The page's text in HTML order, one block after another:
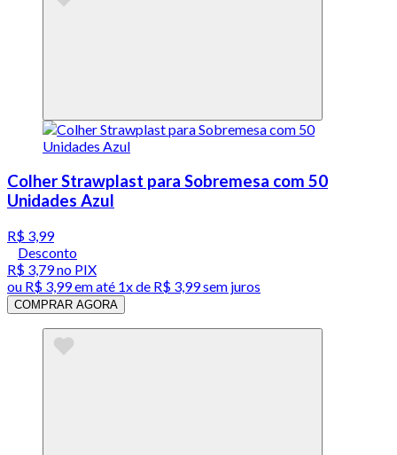
Colher Strawplast para Sobremesa com 50
Unidades Azul
R$ 3,99
Desconto
R$ 3,79no PIX
ou R$ 3,99em até 1x de R$ 3,99sem juros
COMPRAR AGORA